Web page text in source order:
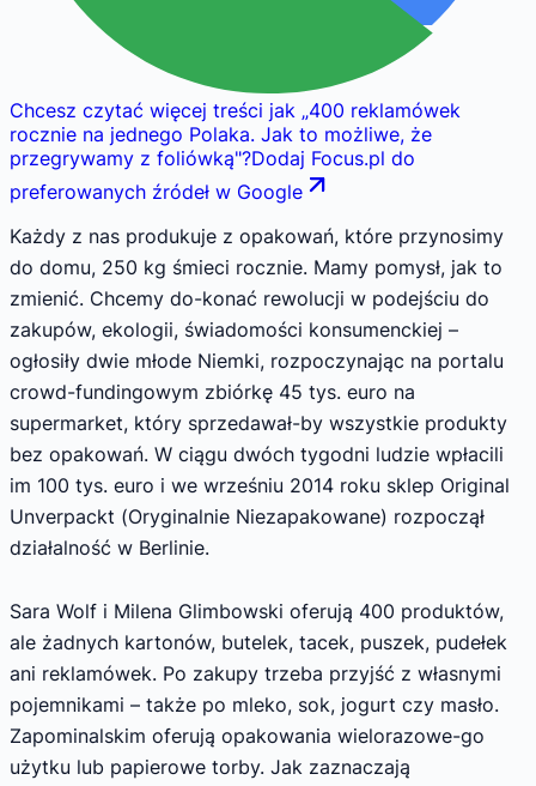
Chcesz czytać więcej treści jak „400 reklamówek
rocznie na jednego Polaka. Jak to możliwe, że
przegrywamy z foliówką"?Dodaj Focus.pl do
preferowanych źródeł w Google
Każdy z nas produkuje z opakowań, które przynosimy
do domu, 250 kg śmieci rocznie. Mamy pomysł, jak to
zmienić. Chcemy do-konać rewolucji w podejściu do
zakupów, ekologii, świadomości konsumenckiej –
ogłosiły dwie młode Niemki, rozpoczynając na portalu
crowd-fundingowym zbiórkę 45 tys. euro na
supermarket, który sprzedawał-by wszystkie produkty
bez opakowań. W ciągu dwóch tygodni ludzie wpłacili
im 100 tys. euro i we wrześniu 2014 roku sklep Original
Unverpackt (Oryginalnie Niezapakowane) rozpoczął
działalność w Berlinie.
Sara Wolf i Milena Glimbowski oferują 400 produktów,
ale żadnych kartonów, butelek, tacek, puszek, pudełek
ani reklamówek. Po zakupy trzeba przyjść z własnymi
pojemnikami – także po mleko, sok, jogurt czy masło.
Zapominalskim oferują opakowania wielorazowe-go
użytku lub papierowe torby. Jak zaznaczają